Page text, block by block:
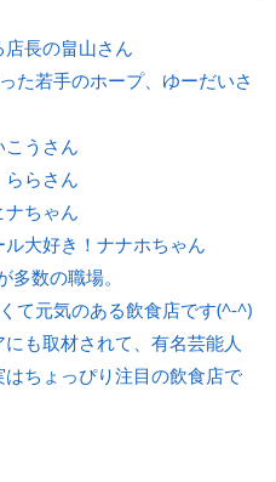
店長の畠山さん
た若手のホープ、ゆーだいさ
こうさん
ららさん
ナちゃん
ル大好き！ナナホちゃん
数の職場。
て元気のある飲食店です(^-^)
も取材されて、有名芸能人
ちょっぴり注目の飲食店で